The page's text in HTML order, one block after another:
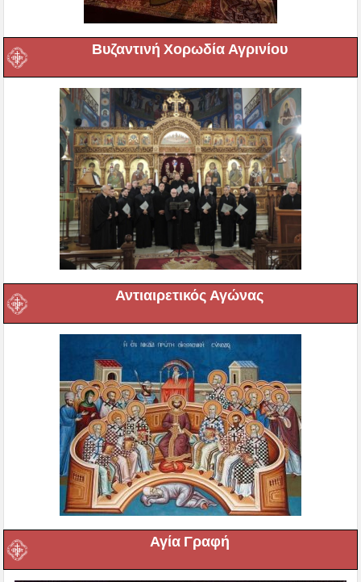
Βυζαντινή Χορωδία Αγρινίου
Αντιαιρετικός Αγώνας
Αγία Γραφή